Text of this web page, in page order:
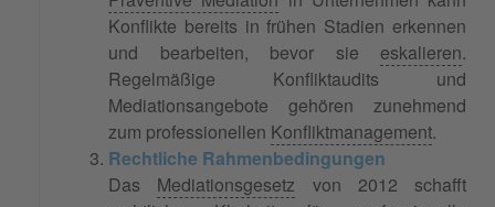
Konflikte bereits in frühen Stadien erkennen
und bearbeiten, bevor sie eskalieren.
Regelmäßige Konfliktaudits und
Mediationsangebote gehören zunehmend
zum professionellen Konfliktmanagement.
Rechtliche Rahmenbedingungen
Das Mediationsgesetz von 2012 schafft